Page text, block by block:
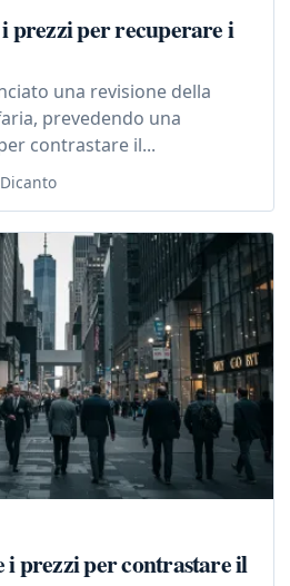
prezzi per recuperare i
una revisione della
prevedendo una
contrastare il...
i prezzi per contrastare il